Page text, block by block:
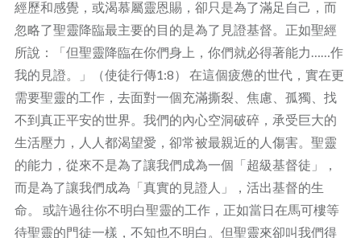
經歷和感覺，或渴慕屬靈恩賜，卻只是為了滿足自己，而
忽略了聖靈降臨最主要的目的是為了見證基督。正如聖經
所說：「但聖靈降臨在你們身上，你們就必得著能力……作
我的見證。」（使徒行傳1:8） 在這個疲憊的世代，實在更
需要聖靈的工作，去面對一個充滿撕裂、焦慮、孤獨、找
不到真正平安的世界。我們的內心空洞破碎，承受巨大的
生活壓力，人人都渴望愛，卻常被最親近的人傷害。聖靈
的能力，從來不是為了讓我們成為一個「超級基督徒」，
而是為了讓我們成為「真實的見證人」，活出基督的生
命。 或許過往你不明白聖靈的工作，正如當日在馬可樓等
待聖靈的門徒一樣，不知也不明白。但聖靈來卻叫我們得